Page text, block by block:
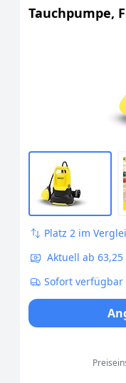
Tauchpumpe,
Eintauchtiefe:
einer Größe
1 mm, Druck:
Platz 2 im
Aktuell ab 63,25
Sofort verfügbar